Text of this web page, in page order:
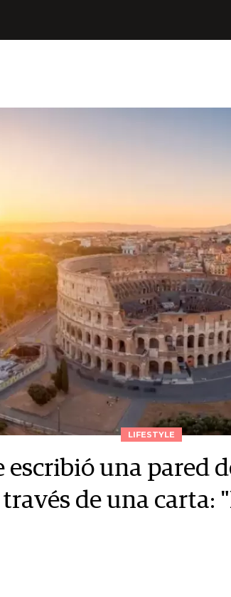
LIFESTYLE
una pared
de una carta: